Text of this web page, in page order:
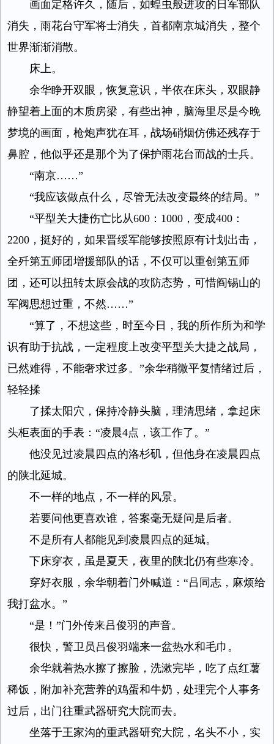
画面定格许久，随后，如蝗虫般进攻的日军部队
消失，雨花台守军将士消失，首都南京城消失，整个
世界渐渐消散。
床上。
余华睁开双眼，恢复意识，半依在床头，双眼静
静望着上面的木质房梁，有些出神，脑海里尽是今晚
梦境的画面，枪炮声犹在耳，战场硝烟仿佛还残存于
鼻腔，他似乎还是那个为了保护雨花台而战的士兵。
“南京……”
“我应该做点什么，尽管无法改变最终的结局。”
“平型关大捷伤亡比从600：1000，变成400：
2200，挺好的，如果晋绥军能够按照原有计划出击，
全歼第五师团增援部队的话，不仅可以重创第五师
团，还可以扭转太原会战的攻防态势，可惜阎锡山的
军阀思想过重，不然……”
“算了，不想这些，时至今日，我的所作所为和学
识有助于抗战，一定程度上改变平型关大捷之战局，
已然难得，不能奢求过多。”余华稍微平复情绪过后，
轻轻揉
了揉太阳穴，保持冷静头脑，理清思绪，拿起床
头柜表面的手表：“凌晨4点，该工作了。”
他没见过凌晨四点的洛杉矶，但他身在凌晨四点
的陕北延城。
不一样的地点，不一样的风景。
若要问他更喜欢谁，答案毫无疑问是后者。
不是所有人都能见到凌晨四点的延城。
下床穿衣，虽是夏天，夜里的陕北仍有些寒冷。
穿好衣服，余华朝着门外喊道：“吕同志，麻烦给
我打盆水。”
“是！”门外传来吕俊羽的声音。
很快，警卫员吕俊羽端来一盆热水和毛巾。
余华就着热水擦了擦脸，洗漱完毕，吃了点红薯
稀饭，附加补充营养的鸡蛋和牛奶，处理完个人事务
过后，出门往重武器研究大院而去。
坐落于王家沟的重武器研究大院，名头不小，实